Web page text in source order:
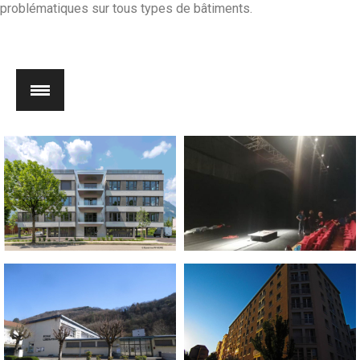
problématiques sur tous types de bâtiments.